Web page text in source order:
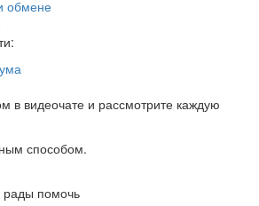
обмене
в видеочате и рассмотрите каждую
способом.
помочь